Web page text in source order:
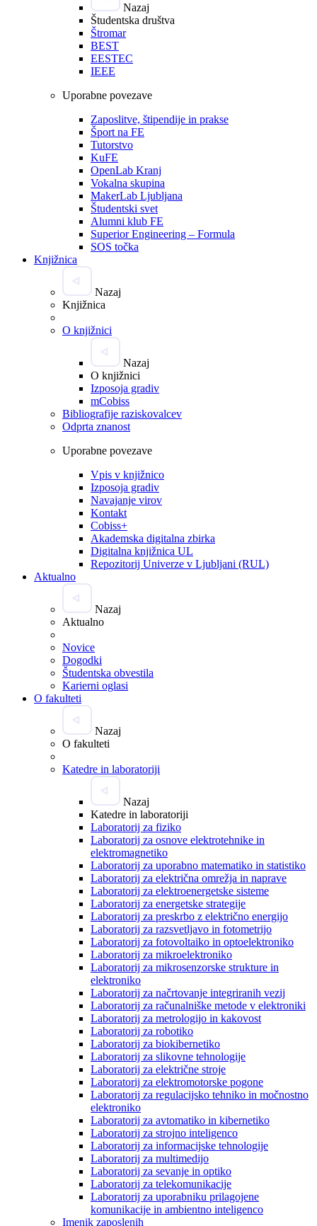
Nazaj
Študentska društva
Štromar
BEST
EESTEC
IEEE
Uporabne povezave
Zaposlitve, štipendije in prakse
Šport na FE
Tutorstvo
KuFE
OpenLab Kranj
Vokalna skupina
MakerLab Ljubljana
Študentski svet
Alumni klub FE
Superior Engineering – Formula
SOS točka
Knjižnica
Nazaj
Knjižnica
O knjižnici
Nazaj
O knjižnici
Izposoja gradiv
mCobiss
Bibliografije raziskovalcev
Odprta znanost
Uporabne povezave
Vpis v knjižnico
Izposoja gradiv
Navajanje virov
Kontakt
Cobiss+
Akademska digitalna zbirka
Digitalna knjižnica UL
Repozitorij Univerze v Ljubljani (RUL)
Aktualno
Nazaj
Aktualno
Novice
Dogodki
Študentska obvestila
Karierni oglasi
O fakulteti
Nazaj
O fakulteti
Katedre in laboratoriji
Nazaj
Katedre in laboratoriji
Laboratorij za fiziko
Laboratorij za osnove elektrotehnike in
elektromagnetiko
Laboratorij za uporabno matematiko in statistiko
Laboratorij za električna omrežja in naprave
Laboratorij za elektroenergetske sisteme
Laboratorij za energetske strategije
Laboratorij za preskrbo z električno energijo
Laboratorij za razsvetljavo in fotometrijo
Laboratorij za fotovoltaiko in optoelektroniko
Laboratorij za mikroelektroniko
Laboratorij za mikrosenzorske strukture in
elektroniko
Laboratorij za načrtovanje integriranih vezij
Laboratorij za računalniške metode v elektroniki
Laboratorij za metrologijo in kakovost
Laboratorij za robotiko
Laboratorij za biokibernetiko
Laboratorij za slikovne tehnologije
Laboratorij za električne stroje
Laboratorij za elektromotorske pogone
Laboratorij za regulacijsko tehniko in močnostno
elektroniko
Laboratorij za avtomatiko in kibernetiko
Laboratorij za strojno inteligenco
Laboratorij za informacijske tehnologije
Laboratorij za multimedijo
Laboratorij za sevanje in optiko
Laboratorij za telekomunikacije
Laboratorij za uporabniku prilagojene
komunikacije in ambientno inteligenco
Imenik zaposlenih